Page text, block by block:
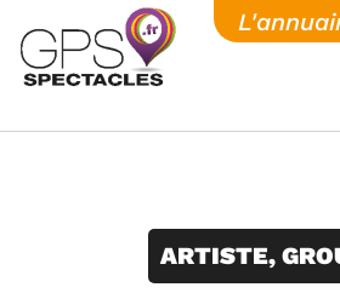
content
ARTISTE,